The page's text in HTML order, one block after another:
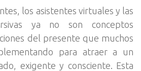
los asistentes virtuales y las
ya no son conceptos
del presente que muchos
para atraer a un
exigente y consciente. Esta